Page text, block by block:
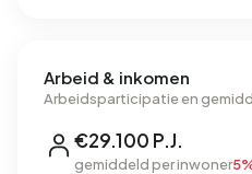
Arbeid & inkomen
Arbeidsparticipatie en
€29.100 P.J.
gemiddeld per inwoner